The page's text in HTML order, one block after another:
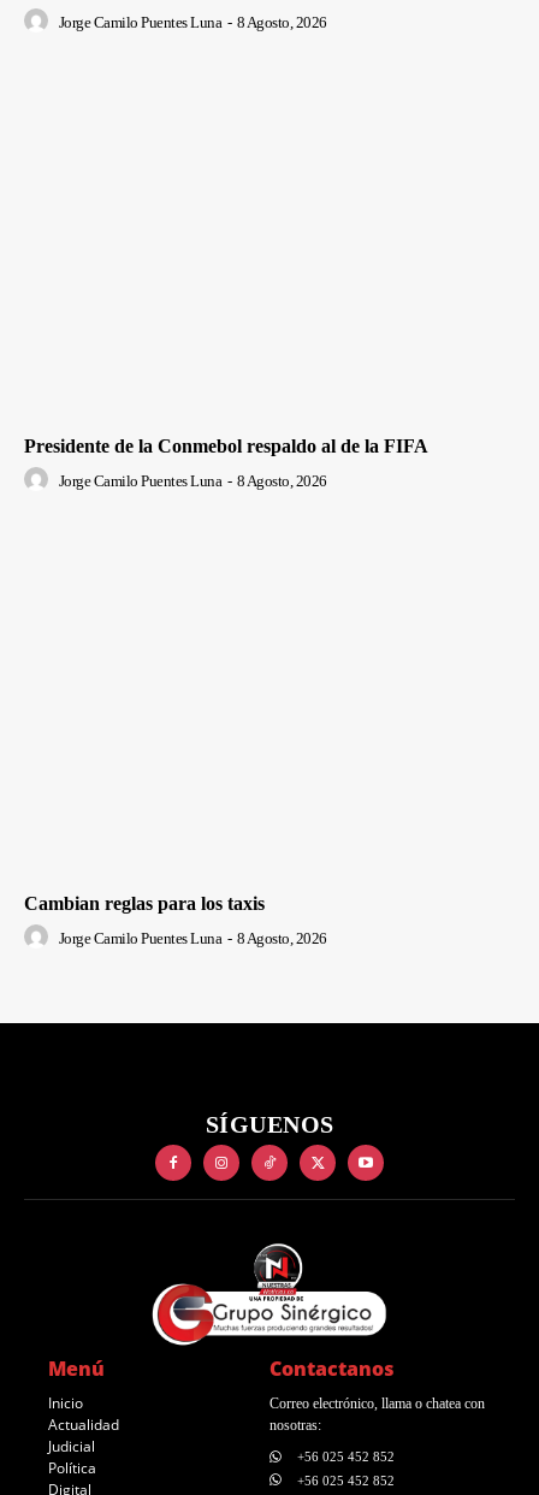
Jorge Camilo Puentes Luna - 8 Agosto, 2026
Presidente de la Conmebol respaldo al de la FIFA
Jorge Camilo Puentes Luna - 8 Agosto, 2026
Cambian reglas para los taxis
Jorge Camilo Puentes Luna - 8 Agosto, 2026
SÍGUENOS
Menú
Inicio
Actualidad
Judicial
Política
Digital
Contactanos
Correo electrónico, llama o chatea con
nosotras:
+56 025 452 852
+56 025 452 852